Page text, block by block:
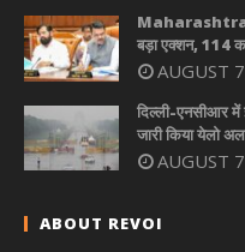
Maharashtra
बड़ा एक्शन, 114
AUGUST
दिल्ली-एनसीआर
जारी किया येलो
AUGUST
ABOUT REVOI